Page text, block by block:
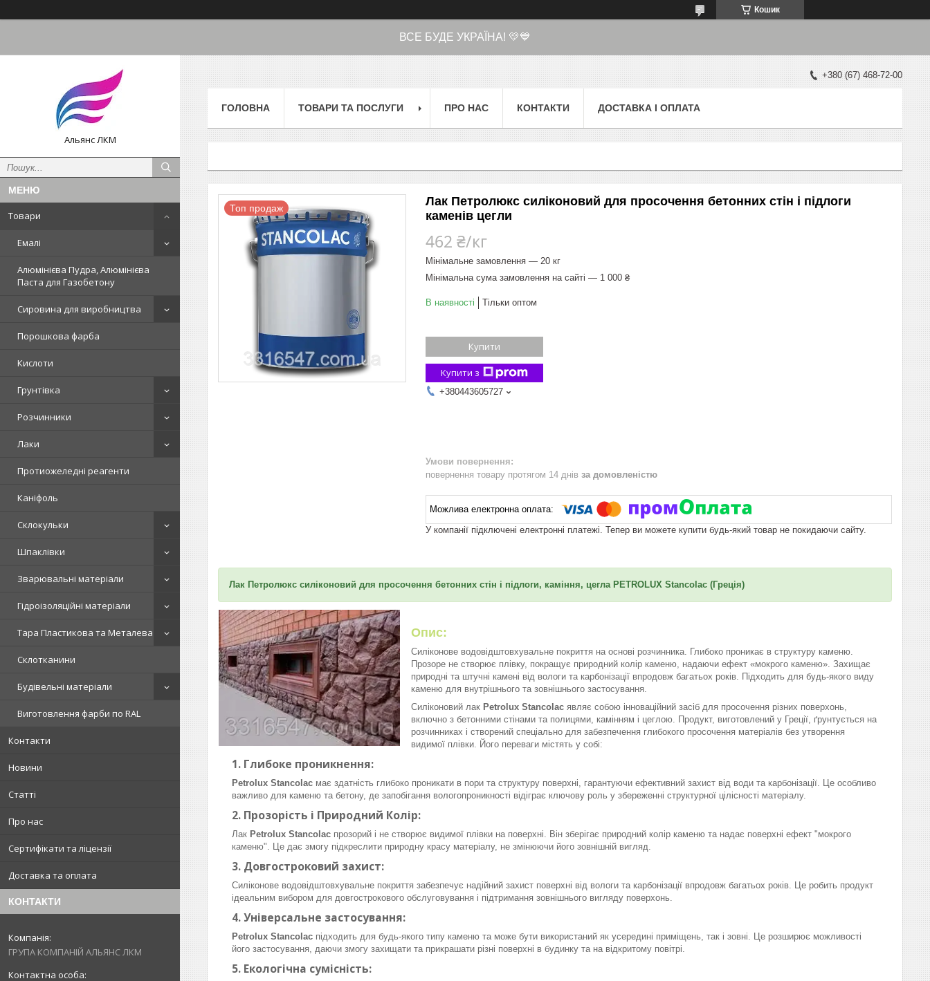
Кошик
ВСЕ БУДЕ УКРАЇНА! 💛💙
Альянс ЛКМ
Товари
Емалі
Алюмінієва Пудра, Алюмінієва
Паста для Газобетону
Сировина для виробництва
Порошкова фарба
Кислоти
Грунтівка
Розчинники
Лаки
Протиожеледні реагенти
Каніфоль
Склокульки
Шпаклівки
Зварювальні матеріали
Гідроізоляційні матеріали
Тара Пластикова та Металева
Склотканини
Будівельні матеріали
Виготовлення фарби по RAL
Контакти
Новини
Статті
Про нас
Сертифікати та ліцензії
Доставка та оплата
КОНТАКТИ
ГРУПА КОМПАНІЙ АЛЬЯНС ЛКМ
+380 (67) 468-72-00
ГОЛОВНА ТОВАРИ ТА ПОСЛУГИ ПРО НАС КОНТАКТИ ДОСТАВКА І ОПЛАТА
Топ продаж
Лак Петролюкс силіконовий для просочення бетонних стін і підлоги
каменів цегли
462 ₴/кг
Мінімальне замовлення — 20 кг
Мінімальна сума замовлення на сайті — 1 000 ₴
В наявності Тільки оптом
Купити
Купити з
+380443605727
повернення товару протягом 14 днів за домовленістю
У компанії підключені електронні платежі. Тепер ви можете купити будь-який товар не покидаючи сайту.
Лак Петролюкс силіконовий для просочення бетонних стін і підлоги, каміння, цегла PETROLUX Stancolac (Греція)
Опис:
Силіконове водовідштовхувальне покриття на основі розчинника. Глибоко проникає в структуру каменю.
Прозоре не створює плівку, покращує природний колір каменю, надаючи ефект «мокрого каменю». Захищає
природні та штучні камені від вологи та карбонізації впродовж багатьох років. Підходить для будь-якого виду
каменю для внутрішнього та зовнішнього застосування.
Силіконовий лак Petrolux Stancolac являє собою інноваційний засіб для просочення різних поверхонь,
включно з бетонними стінами та полицями, камінням і цеглою. Продукт, виготовлений у Греції, ґрунтується на
розчинниках і створений спеціально для забезпечення глибокого просочення матеріалів без утворення
видимої плівки. Його переваги містять у собі:
1. Глибоке проникнення:
Petrolux Stancolac має здатність глибоко проникати в пори та структуру поверхні, гарантуючи ефективний захист від води та карбонізації. Це особливо
важливо для каменю та бетону, де запобігання вологопроникності відіграє ключову роль у збереженні структурної цілісності матеріалу.
2. Прозорість і Природний Колір:
Лак Petrolux Stancolac прозорий і не створює видимої плівки на поверхні. Він зберігає природний колір каменю та надає поверхні ефект "мокрого
каменю". Це дає змогу підкреслити природну красу матеріалу, не змінюючи його зовнішній вигляд.
3. Довгостроковий захист:
Силіконове водовідштовхувальне покриття забезпечує надійний захист поверхні від вологи та карбонізації впродовж багатьох років. Це робить продукт
ідеальним вибором для довгострокового обслуговування і підтримання зовнішнього вигляду поверхонь.
4.Універсальне застосування:
Petrolux Stancolac підходить для будь-якого типу каменю та може бути використаний як усередині приміщень, так і зовні. Це розширює можливості
його застосування, даючи змогу захищати та прикрашати різні поверхні в будинку та на відкритому повітрі.
5. Екологічна сумісність: